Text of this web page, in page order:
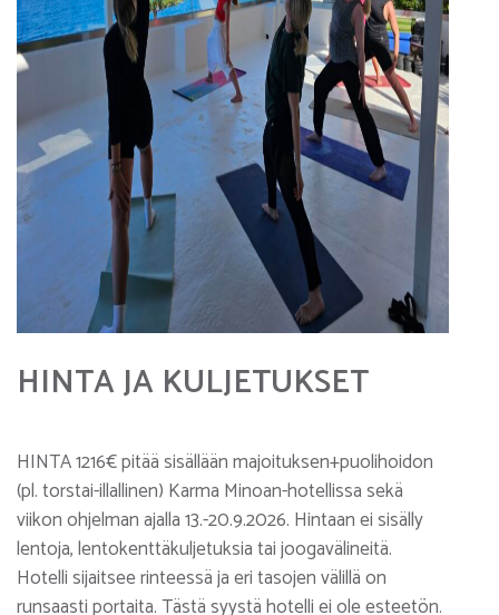
HINTA JA KULJETUKSET
HINTA 1216€ pitää sisällään majoituksen+puolihoidon
(pl. torstai-illallinen) Karma Minoan-hotellissa sekä
viikon ohjelman ajalla 13.-20.9.2026. Hintaan ei sisälly
lentoja, lentokenttäkuljetuksia tai joogavälineitä.
Hotelli sijaitsee rinteessä ja eri tasojen välillä on
runsaasti portaita. Tästä syystä hotelli ei ole esteetön.